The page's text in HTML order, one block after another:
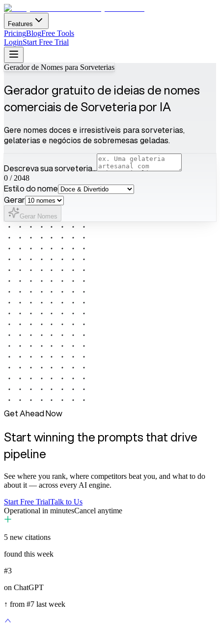
Features
PricingBlogFree Tools
LoginStart Free Trial
Gerador de Nomes para Sorveterias
Gerador gratuito de ideias de nomes
comerciais de Sorveteria por IA
Gere nomes doces e irresistíveis para sorveterias,
gelaterias e negócios de sobremesas geladas.
Descreva sua sorveteria...
0 / 2048
Estilo do nome
Gerar
Gerar Nomes
Get Ahead Now
Start winning the prompts that drive
pipeline
See where you rank, where competitors beat you, and what to do
about it — across every AI engine.
Start Free TrialTalk to Us
Operational in minutesCancel anytime
5 new citations
found this week
#3
on ChatGPT
↑ from #7 last week